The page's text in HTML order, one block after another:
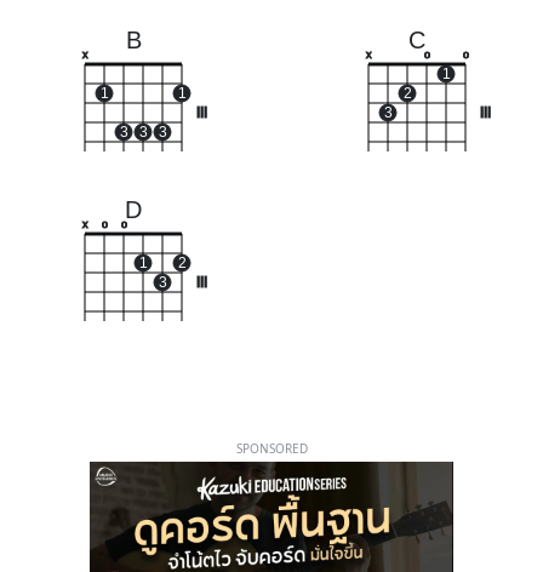
B
x
1
3 3 3
1
C
x
3
2
o
1
o
D
x o o
1
3
2
SPONSORED